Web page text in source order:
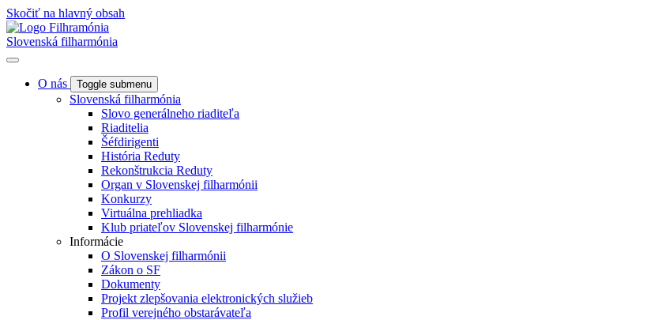
Skočiť na hlavný obsah
Slovenská filharmónia
O nás Toggle submenu
Slovenská filharmónia
Slovo generálneho riaditeľa
Riaditelia
Šéfdirigenti
História Reduty
Rekonštrukcia Reduty
Organ v Slovenskej filharmónii
Konkurzy
Virtuálna prehliadka
Klub priateľov Slovenskej filharmónie
Informácie
O Slovenskej filharmónii
Zákon o SF
Dokumenty
Projekt zlepšovania elektronických služieb
Profil verejného obstarávateľa